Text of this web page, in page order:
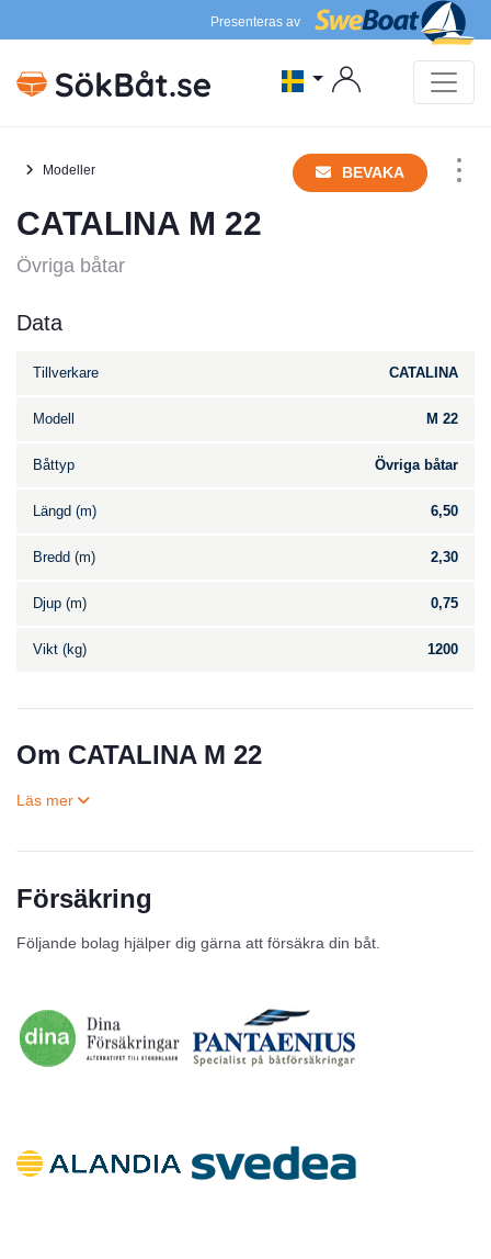
Presenteras av
Modeller BEVAKA
CATALINA M 22
Övriga båtar
Data
Tillverkare CATALINA
Modell M 22
Båttyp Övriga båtar
Längd (m) 6,50
Bredd (m) 2,30
Djup (m) 0,75
Vikt (kg) 1200
Om CATALINA M 22
Försäkring
Följande bolag hjälper dig gärna att försäkra din båt.